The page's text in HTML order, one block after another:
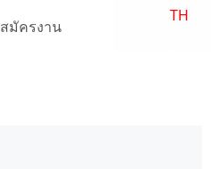
สมัครงาน
TH